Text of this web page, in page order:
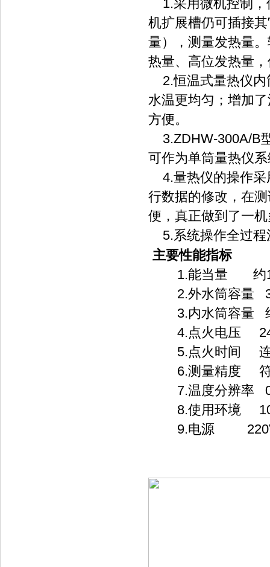
1.采用微机控制，
机扩展槽仍可插接
量），测量发热量
热量、高位发热量
2.恒温式量热仪内
水温更均匀；增加
方便。
3.ZDHW-300A/B
可作为单筒量热仪
4.量热仪的操作采
行数据的修改，在
便，真正做到了一
5.系统操作全过程
主要性能指标
1.能当量 约
2.外水筒容量
3.内水筒容量
4.点火电压
5.点火时间 连
6.测量精度 符
7.温度分辨率
8.使用环境 10-
9.电源